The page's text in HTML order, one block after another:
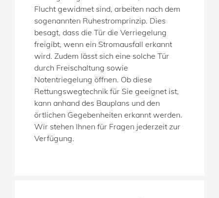
Flucht gewidmet sind, arbeiten nach dem
sogenannten Ruhestromprinzip. Dies
besagt, dass die Tür die Verriegelung
freigibt, wenn ein Stromausfall erkannt
wird. Zudem lässt sich eine solche Tür
durch Freischaltung sowie
Notentriegelung öffnen. Ob diese
Rettungswegtechnik für Sie geeignet ist,
kann anhand des Bauplans und den
örtlichen Gegebenheiten erkannt werden.
Wir stehen Ihnen für Fragen jederzeit zur
Verfügung.